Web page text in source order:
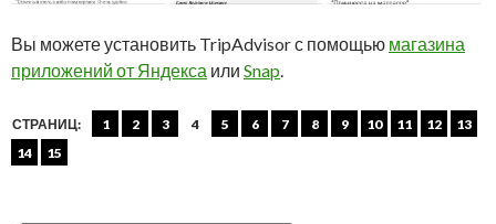
Вы можете установить TripAdvisor с помощью магазина
приложений от Яндекса или Snap
СТРАНИЦ: 1 2 3 4 5 6 7 8 9 10 11 12
13
14
15